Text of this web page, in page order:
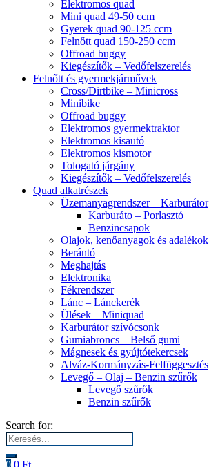
Elektromos quad
Mini quad 49-50 ccm
Gyerek quad 90-125 ccm
Felnőtt quad 150-250 ccm
Offroad buggy
Kiegészítők – Vedőfelszerelés
Felnőtt és gyermekjárművek
Cross/Dirtbike – Minicross
Minibike
Offroad buggy
Elektromos gyermektraktor
Elektromos kisautó
Elektromos kismotor
Tologató járgány
Kiegészítők – Vedőfelszerelés
Quad alkatrészek
Üzemanyagrendszer – Karburátor
Karburáto – Porlasztó
Benzincsapok
Olajok, kenőanyagok és adalékok
Berántó
Meghajtás
Elektronika
Fékrendszer
Lánc – Lánckerék
Ülések – Miniquad
Karburátor szívócsonk
Gumiabroncs – Belső gumi
Mágnesek és gyújtótekercsek
Alváz-Kormányzás-Felfüggesztés
Levegő – Olaj – Benzin szűrők
Levegő szűrők
Benzin szűrők
Search for:
0 0 Ft